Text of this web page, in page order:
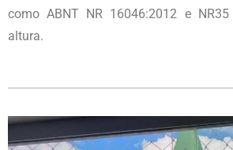
como ABNT NR 16046:2012 e
altura.